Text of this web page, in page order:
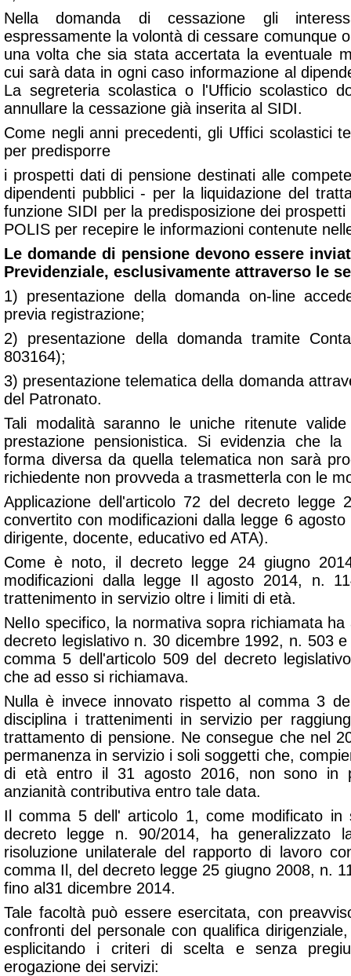
Nella domanda di cessazione gli
espressamente la volontà di cessare comunque
una volta che sia stata accertata la eventuale
cui sarà data in ogni caso informazione al
La segreteria scolastica o l'Ufficio scolastico
annullare la cessazione già inserita al SIDI.
Come negli anni precedenti, gli Uffici scolastici
per predisporre
i prospetti dati di pensione destinati alle
dipendenti pubblici - per la liquidazione del
funzione SIDI per la predisposizione dei
POLIS per recepire le informazioni contenute
Le domande di pensione devono essere
Previdenziale, esclusivamente attraverso le
1) presentazione della domanda on-line
previa registrazione;
2) presentazione della domanda tramite
803164);
3) presentazione telematica della domanda
del Patronato.
Tali modalità saranno le uniche ritenute
prestazione pensionistica. Si evidenzia che la
forma diversa da quella telematica non sarà
richiedente non provveda a trasmetterla con le
Applicazione dell'articolo 72 del decreto legge
convertito con modificazioni dalla legge 6
dirigente, docente, educativo ed ATA).
Come è noto, il decreto legge 24 giugno
modificazioni dalla legge Il agosto 2014, n.
trattenimento in servizio oltre i limiti di età.
NelIo specifico, la normativa sopra richiamata
decreto legislativo n. 30 dicembre 1992, n. 503
comma 5 dell'articolo 509 del decreto
che ad esso si richiamava.
Nulla è invece innovato rispetto al comma 3
disciplina i trattenimenti in servizio per
trattamento di pensione. Ne consegue che nel
permanenza in servizio i soli soggetti che,
di età entro il 31 agosto 2016, non sono in
anzianità contributiva entro tale data.
Il comma 5 dell' articolo 1, come modificato in
decreto legge n. 90/2014, ha generalizzato
risoluzione unilaterale del rapporto di lavoro
comma Il, del decreto legge 25 giugno 2008, n.
fino al31 dicembre 2014.
Tale facoltà può essere esercitata, con
confronti del personale con qualifica
esplicitando i criteri di scelta e senza
erogazione dei servizi: